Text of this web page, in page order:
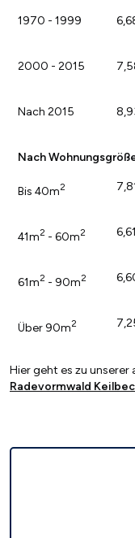
1970 - 1999
2000 - 2015
Nach 2015
Nach
Bis 40m2
41m2 - 60m2
61m2 - 90m2
Über 90m2
Hier geht es zu unserer
Radevormwald